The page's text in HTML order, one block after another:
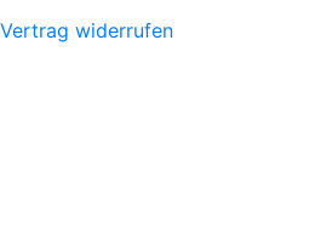
Vertrag widerrufen